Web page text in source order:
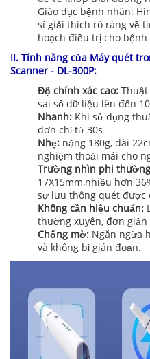
Giáo dục bệnh nhân:
sĩ giải thích rõ ràng về
hoạch điều trị cho bệnh
II. Tính năng của Máy quét
Scanner - DL-300P:
Độ chính xác cao:
sai số dữ liệu lên đến
Nhanh: Khi sử dụng
đơn chỉ từ 30s
Nhẹ: nặng 180g, dài
nghiệm thoải mái cho
Trường nhìn phi
17X15mm,nhiều hơn
sự lưu thông quét được
Không cần hiệu chuẩn:
thường xuyên, đơn giản
Chống mờ: Ngăn ngừa
và không bị gián đoạn.